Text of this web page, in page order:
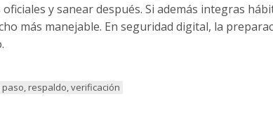
y sanear después. Si además integras
más manejable. En seguridad digital, la
respaldo, verificación